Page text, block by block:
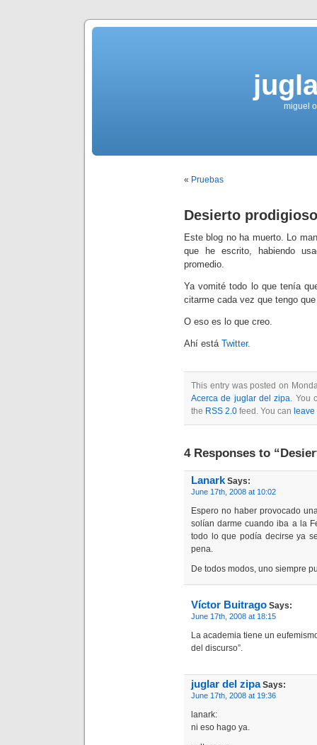
miguel
« Pruebas
Desierto prodigioso
Este blog no ha muerto. Lo
que he escrito, habiendo
promedio.
Ya vomité todo lo que tenía
citarme cada vez que tengo
O eso es lo que creo.
Ahí está Twitter.
This entry was posted on
Acerca de juglar del zipa. You
the RSS 2.0 feed. You can
4 Responses to
LanarkSays:
June 17th, 2008 at 10:02
Espero no haber provocado
solían darme cuando iba a la
todo lo que podía decirse ya
pena.
De todos modos, uno siempre
Víctor Buitrago Says:
June 17th, 2008 at 18:15
La academia tiene un
del discurso”.
juglar del zipaSays:
June 17th, 2008 at 19:36
lanark:
ni eso hago ya.